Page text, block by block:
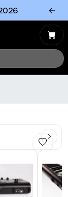
←
Tümünü Gör
Tümünü gör